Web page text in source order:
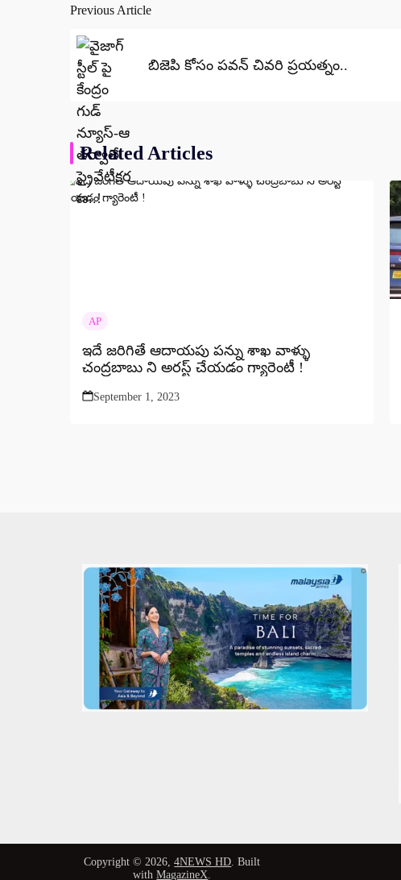
Post
navigation
Previous Article
బిజెపి కోసం పవన్ చివరి ప్రయత్నం..
Related Articles
AP
ఇదే జరిగితే ఆదాయపు పన్ను శాఖ వాళ్ళు
చంద్రబాబు ని అరస్ట్ చేయడం గ్యారెంటీ !
September 1, 2023
Copyright © 2026,4NEWS HD. Built
withMagazineX.